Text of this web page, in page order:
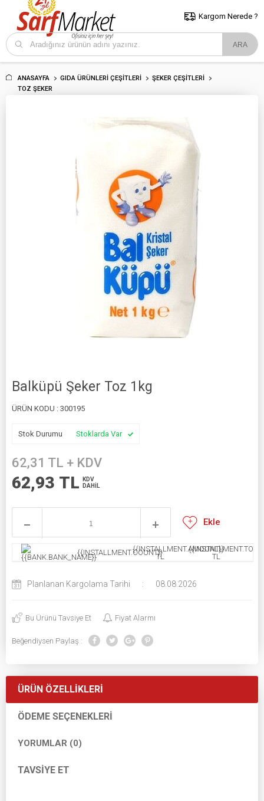
5000 TL ve Üzeri Alışverişlerde İstanbul İçi Kargo Bedava!
ve Trakya İçin Tıklayın..
Kargom Nerede ?
ANASAYFA GIDA ÜRÜNLERI ÇEŞITLERI
ŞEKER ÇEŞITLERI
TOZ ŞEKER
Balküpü Şeker Toz 1kg
ÜRÜN KODU : 300195
Stok Durumu Stoklarda Var
62,31 TL + KDV
62,93 TL
KDV
DAHİL
Ekle
{{INSTALLMENT.COUNT}}{{INSTALLMENT.AMOUNT}}
TL
TL
Planlanan Kargolama Tarihi : 08.08.2026
Bu Ürünü Tavsiye Et Fiyat Alarmı
Beğendiysen Paylaş :
ÜRÜN ÖZELLIKLERI
ÖDEME SEÇENEKLERI
YORUMLAR (0)
TAVSIYE ET